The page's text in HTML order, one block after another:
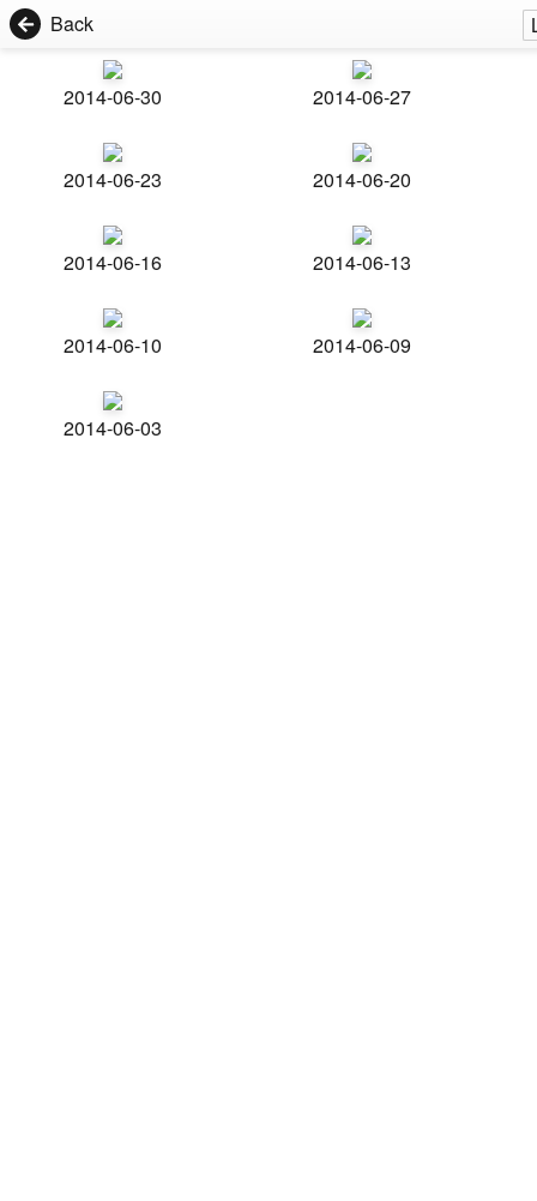
Back
2014-06-30 2014-06-27
2014-06-23 2014-06-20
2014-06-16 2014-06-13
2014-06-10 2014-06-09
2014-06-03